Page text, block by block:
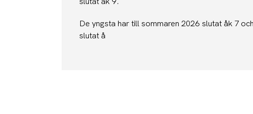
De yngsta har till sommaren 2026 slutat åk 7
slutat å